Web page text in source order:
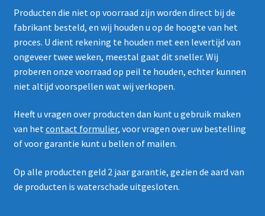
Producten die niet op voorraad zijn worden direct bij de
fabrikant besteld, en wij houden u op de hoogte van het
proces. U dient rekening te houden met een levertijd van
ongeveer twee weken, meestal gaat dit sneller. Wij
proberen onze voorraad op peil te houden, echter kunnen
niet altijd voorspellen wat wij verkopen.
Heeft u vragen over producten dan kunt u gebruik maken
van hetcontact formulier, voor vragen over uw bestelling
of voor garantie kunt u bellen of mailen.
Op alle producten geld 2 jaar garantie, gezien de aard van
de producten is waterschade uitgesloten.